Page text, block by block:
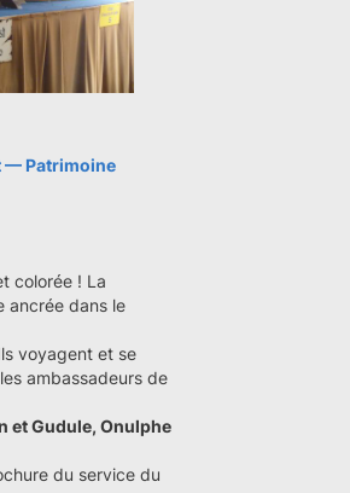
— Patrimoine
colorée ! La
ancrée dans le
voyagent et se
ambassadeurs de
et Gudule, Onulphe
du service du